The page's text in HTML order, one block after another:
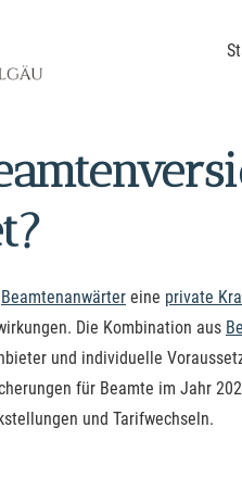
Beamtenanwärter eine private
Die Kombination aus
und individuelle
für Beamte im Jahr
und Tarifwechseln.